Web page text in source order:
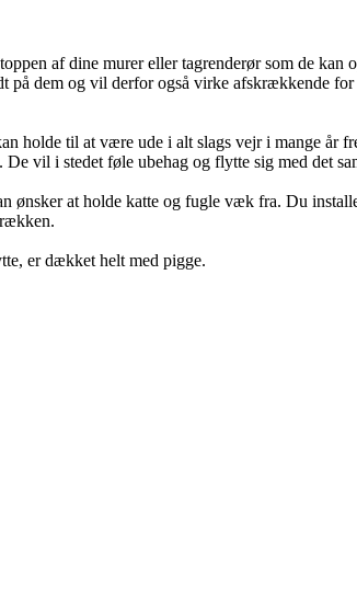
af dine murer eller tagrenderør som de
dem og vil derfor også virke afskrækkende
til at være ude i alt slags vejr i mange år
vil i stedet føle ubehag og flytte sig med det
at holde katte og fugle væk fra. Du
er dækket helt med pigge.